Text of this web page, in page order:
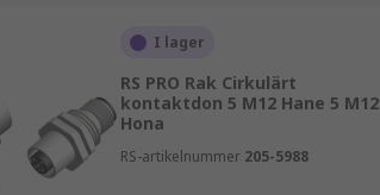
I lager
RS PRO Rak Cirkulärt
kontaktdon 5 M12 Hane 5 M12
Hona
RS-artikelnummer 205-5988